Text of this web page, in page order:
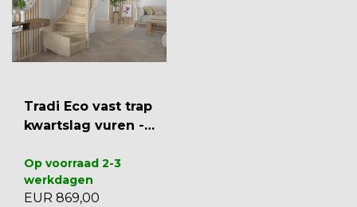
Tradi Eco vast trap
kwartslag vuren -
Op voorraad 2-3
werkdagen
EUR 869,00